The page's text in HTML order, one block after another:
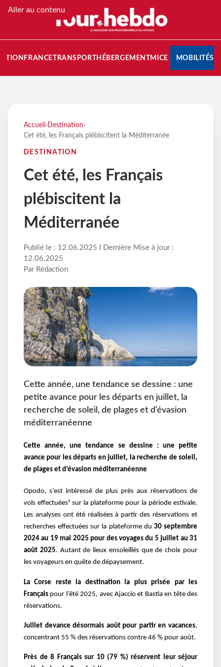
Aller au contenu
FRANCETRANSPORT HÉBERGEMENTMICE MOBILITÉS
Accueil › Destination›
Cet été, les Français plébiscitent la Méditerranée
DESTINATION
Cet été, les Français
plébiscitent la
Méditerranée
Publié le : 12.06.2025 I Dernière Mise à jour :
12.06.2025
Par Rédaction
Cette année, une tendance se dessine : une
petite avance pour les départs en juillet, la
recherche de soleil, de plages et d’évasion
méditerranéenne
Cette année, une tendance se dessine : une petite
avance pour les départs en juillet, la recherche de soleil,
de plages et d’évasion méditerranéenne
Opodo, s’est intéressé de plus près aux réservations de
vols effectuées¹ sur la plateforme pour la période estivale.
Les analyses ont été réalisées à partir des réservations et
recherches effectuées sur la plateforme du 30 septembre
2024 au 19 mai 2025 pour des voyages du 5 juillet au 31
août 2025. Autant de lieux ensoleillés que de choix pour
les voyageurs en quête de dépaysement.
La Corse reste la destination la plus prisée par les
Français pour l’été 2025, avec Ajaccio et Bastia en tête des
réservations.
Juillet devance désormais août pour partir en vacances,
concentrant 55 % des réservations contre 46 % pour août.
Près de 8 Français sur 10 (79 %) réservent leur séjour